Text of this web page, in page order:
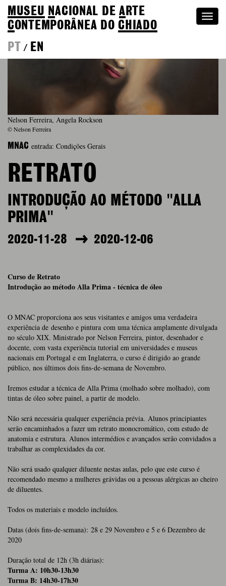
MUSEU NACIONAL DEA RTE
CONTEMPORÂNEA DOCHIADO
PT
/ EN
Nelson Ferreira, Angela Rockson
© Nelson Ferreira
MNAC entrada: Condições Gerais
RETRATO
INTRODUÇÃO AO MÉTODO "ALLA
PRIMA"
2020-11-28 2020-12-06
Curso de Retrato
Introdução ao método Alla Prima - técnica de óleo
O MNAC proporciona aos seus visitantes e amigos uma verdadeira
experiência de desenho e pintura com uma técnica amplamente divulgada
no século XIX. Ministrado por Nelson Ferreira, pintor, desenhador e
docente, com vasta experiência tutorial em universidades e museus
nacionais em Portugal e em Inglaterra, o curso é dirigido ao grande
público, nos últimos dois fins-de-semana de Novembro.
Iremos estudar a técnica de Alla Prima (molhado sobre molhado), com
tintas de óleo sobre painel, a partir de modelo.
Não será necessária qualquer experiência prévia. Alunos principiantes
serão encaminhados a fazer um retrato monocromático, com estudo de
anatomia e estrutura. Alunos intermédios e avançados serão convidados a
trabalhar as complexidades da cor.
Não será usado qualquer diluente nestas aulas, pelo que este curso é
recomendado mesmo a mulheres grávidas ou a pessoas alérgicas ao cheiro
de diluentes.
Todos os materiais e modelo incluídos.
Datas (dois fins-de-semana): 28 e 29 Novembro e 5 e 6 Dezembro de
2020
Duração total de 12h (3h diárias):
Turma A: 10h30-13h30
Turma B: 14h30-17h30